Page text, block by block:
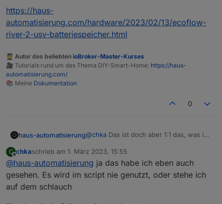
    "xboost": 255
  },
  "from": "iOS",
  "moduleSn": "R6XXXXX",
  "moduleType": 5,
  "operateType": "acOutCfg",
https://haus-
automatisierung.com/hardware/2023/02/13/ecoflow-
river-2-usv-batteriespeicher.html
🧑‍🎓 Autor des beliebten ioBroker-Master-Kurses
🎥 Tutorials rund um das Thema DIY-Smart-Home: https://haus-
automatisierung.com/
📚 Meine Dokumentation
0
haus-automatisierung@chka Das ist doch aber 1:1 das, was ich
schon im Script bereitgestellt habe?
https://haus-
automatisierung.com/hardware/2023/02
/13/ecoflow-river-2-usv-
batteriespeicher.html
C
Offline
chkaschrieb am 1. März 2023, 15:55
zuletzt editiert von
@haus-automatisierung ja das habe ich eben auch
gesehen. Es wird im script nie genutzt, oder stehe ich
auf dem schlauch